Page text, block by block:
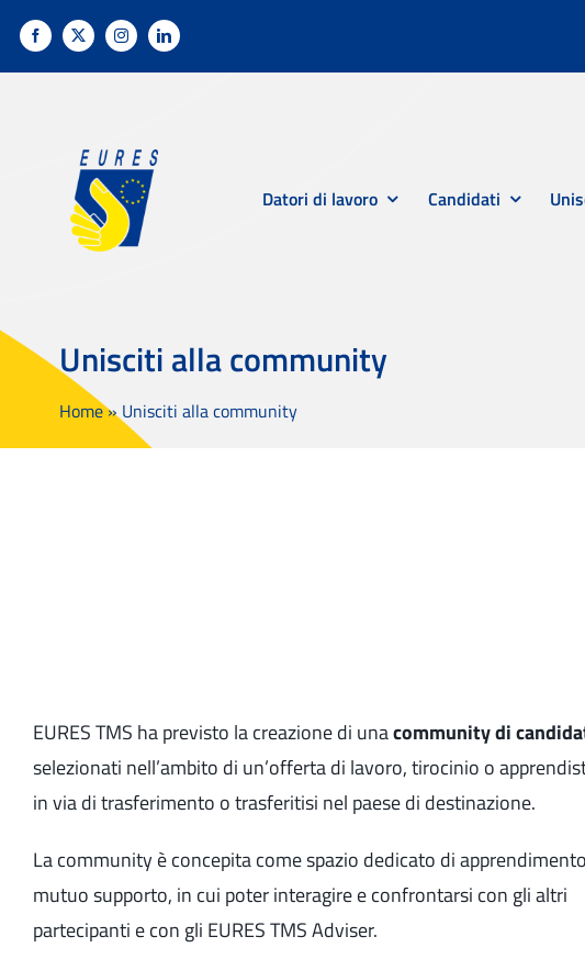
Salta
Datori di lavoro Candidati
Unisciti alla community
Home»Unisciti alla community
EURES TMS ha previsto la creazione di unacommunity di
selezionati nell’ambito di un’offerta di lavoro, tirocinio o
in via di trasferimento o trasferitisi nel paese di destinazione.
La community è concepita come spazio dedicato di
mutuo supporto, in cui poter interagire e confrontarsi con gli altri
partecipanti e con gli EURES TMS Adviser.